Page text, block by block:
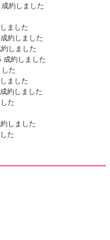
約しました
ました
約しました
しました
約しました
た
ました
約しました
た
しました
た